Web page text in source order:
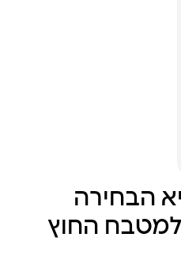
הבחירה
החוץ